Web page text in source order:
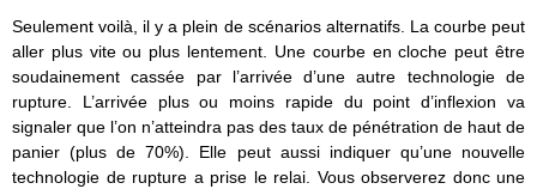
Seulement voilà, il y a plein de scénarios alternatifs. La courbe peut
aller plus vite ou plus lentement. Une courbe en cloche peut être
soudainement cassée par l’arrivée d’une autre technologie de
rupture. L’arrivée plus ou moins rapide du point d’inflexion va
signaler que l’on n’atteindra pas des taux de pénétration de haut de
panier (plus de 70%). Elle peut aussi indiquer qu’une nouvelle
technologie de rupture a prise le relai. Vous observerez donc une